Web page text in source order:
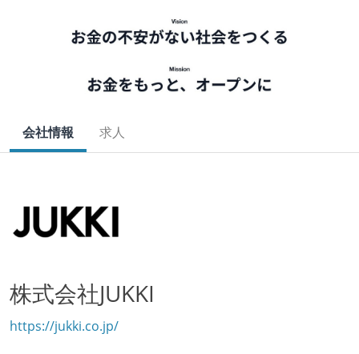
会社情報 求人
株式会社JUKKI
https://jukki.co.jp/